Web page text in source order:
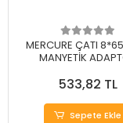
MERCURE ÇATI
MANYETİK
533,82 TL
Sepete Ekle